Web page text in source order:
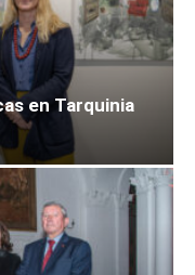
en Tarquinia